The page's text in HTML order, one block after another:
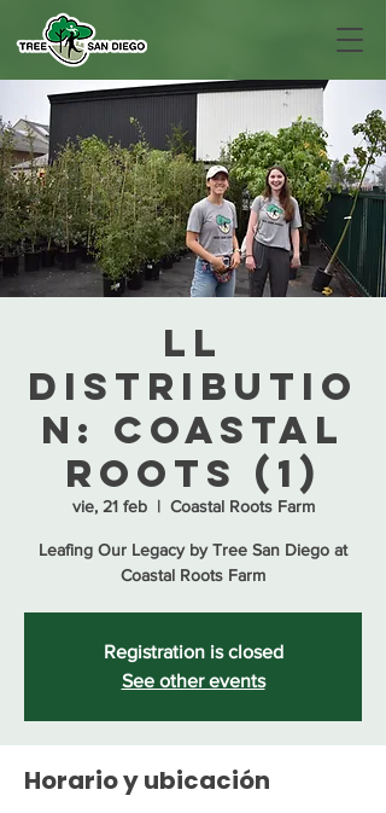
LL
Distributio
n: Coastal
Roots (1)
vie, 21 feb
  |
Coastal Roots Farm
Leafing Our Legacy by Tree San Diego at
Coastal Roots Farm
Registration is closed
See other events
Horario y ubicación